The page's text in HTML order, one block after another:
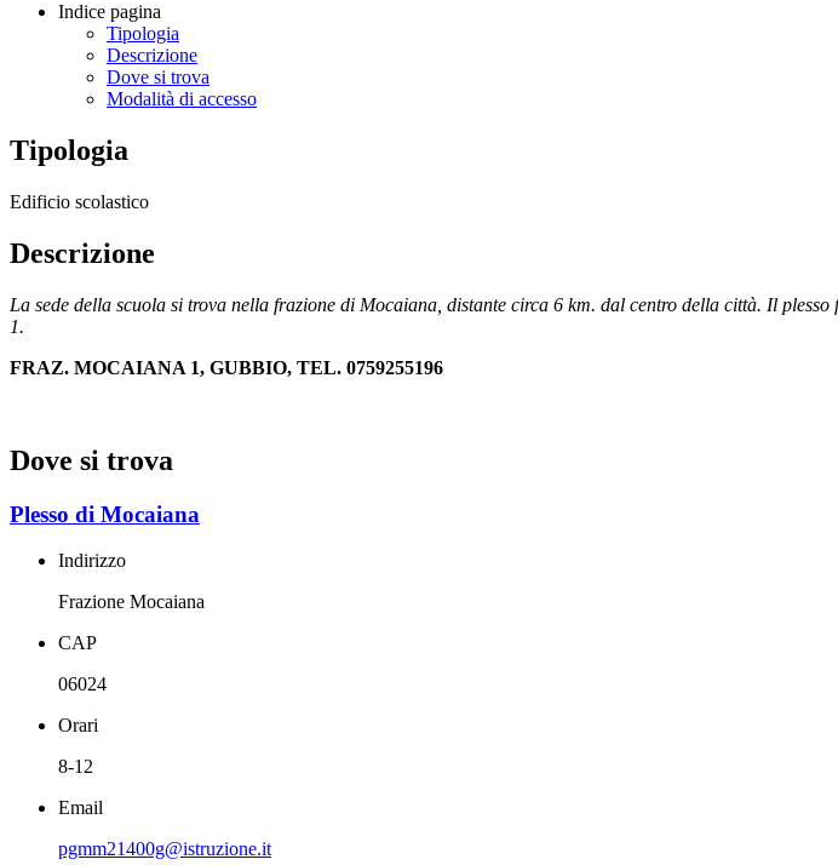
Indice pagina
Tipologia
Descrizione
Dove si trova
Modalità di accesso
Tipologia
Edificio scolastico
Descrizione
La sede della scuola si trova nella frazione di Mocaiana, distante circa 6 km. dal centro della città. Il
1.
FRAZ. MOCAIANA 1, GUBBIO, TEL. 0759255196
Dove si trova
Plesso di Mocaiana
Indirizzo
Frazione Mocaiana
CAP
06024
Orari
8-12
Email
pgmm21400g@istruzione.it